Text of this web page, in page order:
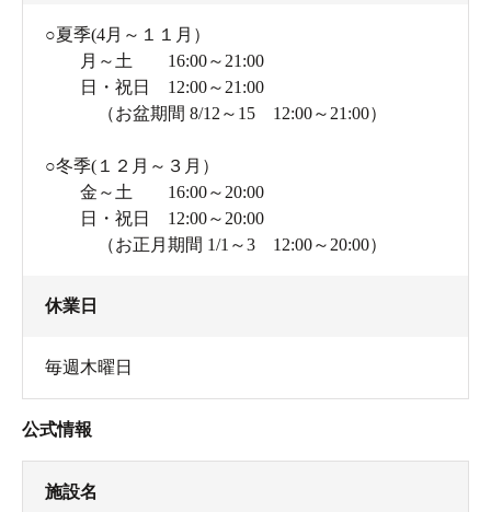
近くを通ったので期待せず何気なく立ち寄ったの
ですが、とても好感のもてる温泉でした。
温泉水を無料で汲むことができます。美味しいご
飯が炊けました。詳しくはスタッフの方にお聞き
ください
○夏季(4月～１１月）
月～土 16:00～21:00
日・祝日 12:00～21:00
（お盆期間 8/12～15 12:00～21:00）
○冬季(１２月～３月）
金～土 16:00～20:00
日・祝日 12:00～20:00
（お正月期間 1/1～3 12:00～20:00）
休業日
毎週木曜日
公式情報
施設名